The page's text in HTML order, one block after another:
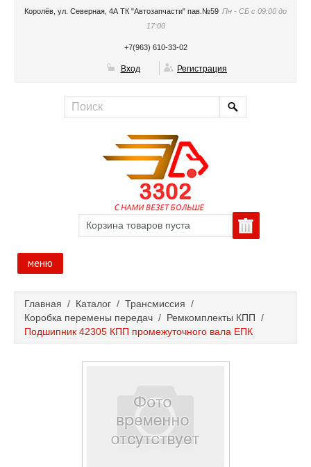
Королёв, ул. Северная, 4А ТК "Автозапчасти" пав.№59 Пн - СБ с 09:00 до
17:00
+7(963) 610-33-02
Вход Регистрация
Корзина товаров пуста
меню
Каталог
Полезные статьи
Главная / Каталог / Трансмиссия /
Коробка перемены передач / Ремкомплекты КПП /
Подшипник 42305 КПП промежуточного вала ЕПК